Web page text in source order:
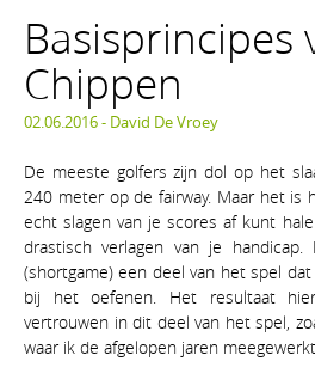
Basisprincipes
Chippen
02.06.2016 - David De Vroey
De meeste golfers zijn dol op het
240 meter op de fairway. Maar het is
echt slagen van je scores af kunt
drastisch verlagen van je
(shortgame) een deel van het spel
bij het oefenen. Het resultaat
vertrouwen in dit deel van het spel,
waar ik de afgelopen jaren